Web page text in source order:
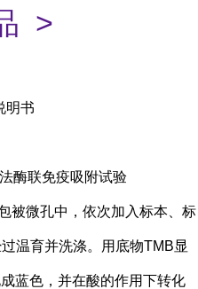
>
明书
酶联免疫吸附试验
被微孔中，依次加入标本、标
温育并洗涤。用底物TMB显
蓝色，并在酸的作用下转化